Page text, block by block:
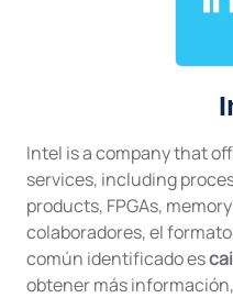
Intel is a company that
services, including
products, FPGAs,
colaboradores, el
común identificado es
obtener más